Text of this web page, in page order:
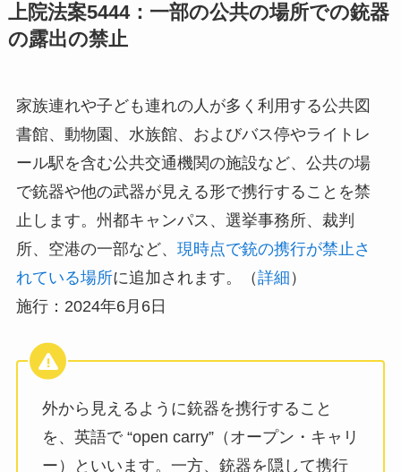
上院法案5444：一部の公共の場所での銃器
の露出の禁止
家族連れや子ども連れの人が多く利用する公共図
書館、動物園、水族館、およびバス停やライトレ
ール駅を含む公共交通機関の施設など、公共の場
で銃器や他の武器が見える形で携行することを禁
止します。州都キャンパス、選挙事務所、裁判
所、空港の一部など、 現時点で銃の携行が禁止さ
れている場所に追加されます。（詳細 ）
施行：2024年6月6日
外から見えるように銃器を携行すること
を、英語で “open carry”（オープン・キャリ
ー）といいます。一方、銃器を隠して携行